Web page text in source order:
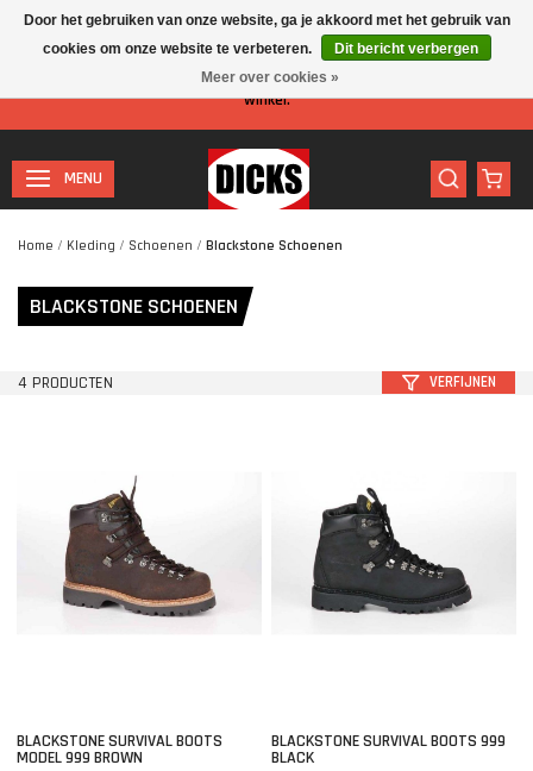
Let op: I.v.m. de zomervakantie is er minder personeel aanwezig in de
winkel.
MENU
Home / Kleding / Schoenen / Blackstone Schoenen
BLACKSTONE SCHOENEN
4 PRODUCTEN VERFIJNEN
BLACKSTONE SURVIVAL BOOTS
MODEL 999 BROWN
BLACKSTONE SURVIVAL BOOTS 999
BLACK
Door het gebruiken van onze website, ga je akkoord met het gebruik van
cookies om onze website te verbeteren.
Dit bericht verbergen
Meer over cookies »